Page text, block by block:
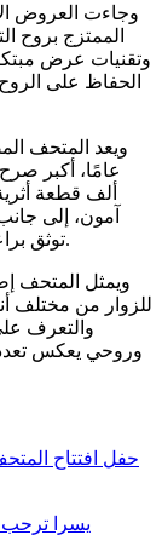
وجاءت العروض
الممتزج بروح
وتقنيات عرض
الحفاظ على
ألف قطعة
آمون، إلى
توثق براعة الفن المصري القديم ودقة الحرفية الفرعونية.
ويمثل المتحف
للزوار من مختلف
والتعرف
وروحي يعكس تعدد
حفل افتتاح
يسرا ترحب